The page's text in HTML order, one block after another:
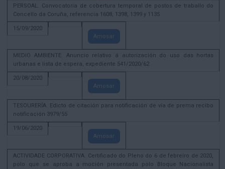
PERSOAL. Convocatoria de cobertura temporal de postos de traballo do
Concello da Coruña, referencia 1608, 1398, 1399 y 1135
15/09/2020
Amosar
MEDIO AMBIENTE. Anuncio relativo á autorización do uso das hortas
urbanas e lista de espera, expediente 541/2020/62
20/08/2020
Amosar
TESOURERÍA. Edicto de citación para notificación de vía de prema recibo
notificación 3979/55
19/06/2020
Amosar
ACTIVIDADE CORPORATIVA. Certificado do Pleno do 6 de febreiro de 2020,
polo que se aproba a moción presentada polo Bloque Nacionalista